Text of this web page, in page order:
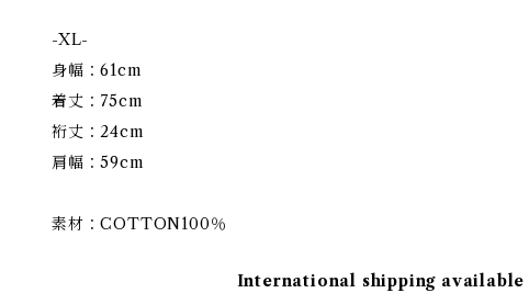
-XL-
身幅：61cm
着丈：75cm
裄丈：24cm
肩幅：59cm
素材：COTTON100％
International shipping available